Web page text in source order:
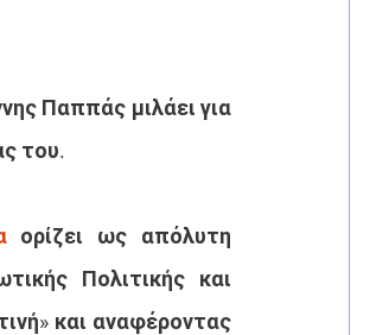
Παππάς μιλάει για
του.
ορίζει ως απόλυτη
Πολιτικής και
και αναφέροντας